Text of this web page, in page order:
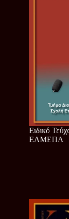
Ειδικό
ΕΛΜΕΠΑ